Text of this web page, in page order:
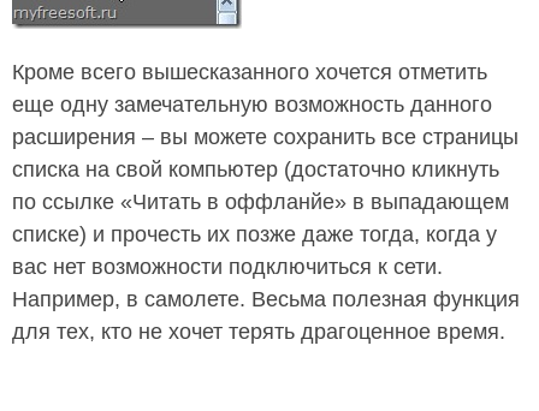
Кроме всего вышесказанного хочется отметить
еще одну замечательную возможность данного
расширения – вы можете сохранить все страницы
списка на свой компьютер (достаточно кликнуть
по ссылке «Читать в оффланйе» в выпадающем
списке) и прочесть их позже даже тогда, когда у
вас нет возможности подключиться к сети.
Например, в самолете. Весьма полезная функция
для тех, кто не хочет терять драгоценное время.